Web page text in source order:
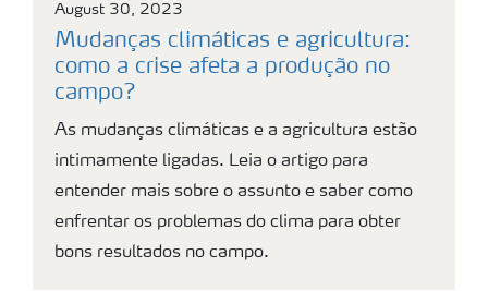
August 30, 2023
Mudanças climáticas e agricultura:
como a crise afeta a produção no
campo?
As mudanças climáticas e a agricultura estão
intimamente ligadas. Leia o artigo para
entender mais sobre o assunto e saber como
enfrentar os problemas do clima para obter
bons resultados no campo.